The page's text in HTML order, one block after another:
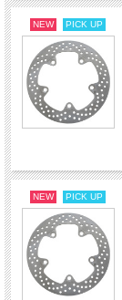
NEW PICK UP
NEW PICK UP